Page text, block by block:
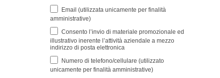
Email (utilizzata unicamente per finalità
amministrative)
Consento l’invio di materiale promozionale ed
illustrativo inerente l’attività aziendale a mezzo
indirizzo di posta elettronica
Numero di telefono/cellulare (utilizzato
unicamente per finalità amministrative)